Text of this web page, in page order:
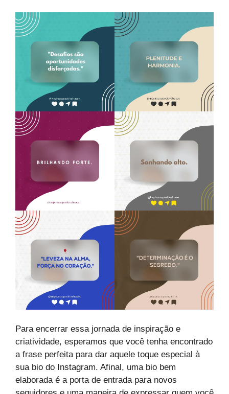
Para encerrar essa jornada de inspiração e
criatividade, esperamos que você tenha encontrado
a frase perfeita para dar aquele toque especial à
sua bio do Instagram. Afinal, uma bio bem
elaborada é a porta de entrada para novos